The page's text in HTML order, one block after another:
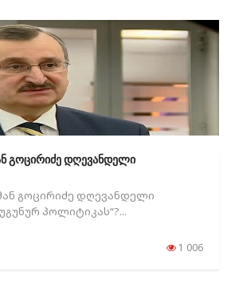
გოცირიძე დღევანდელი
გოცირიძე დღევანდელი
პოლიტიკას“?...
1 006